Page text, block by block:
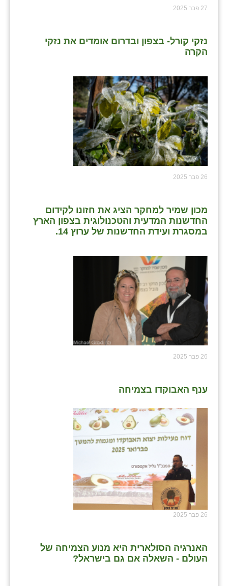
27 פבר 2025
נזקי קורל- בצפון ובדרום אומדים את נזקי
הקרה
26 פבר 2025
מכון שמיר למחקר הציג את חזונו לקידום
החדשנות המדעית והטכנולוגית בצפון הארץ
במסגרת ועידת החדשנות של ערוץ 14.
26 פבר 2025
ענף האבוקדו בצמיחה
26 פבר 2025
האנרגיה הסולארית היא מנוע הצמיחה של
העולם - השאלה אם גם בישראל?